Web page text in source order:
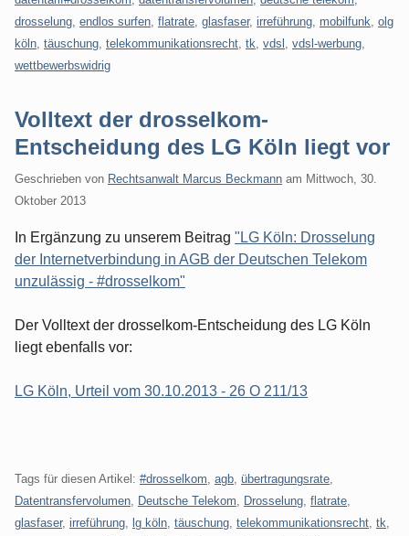
drosselung endlos surfen flatrate glasfaser, irreführung mobilfunk olg
köln täuschung telekommunikationsrecht tk vdsl vdsl-werbung
wettbewerbswidrig
Volltext der drosselkom-
Entscheidung des LG Köln liegt vor
Geschrieben von Rechtsanwalt Marcus Beckmann am Mittwoch, 30.
Oktober 2013
In Ergänzung zu unserem Beitrag "LG Köln: Drosselung
der Internetverbindung in AGB der Deutschen Telekom
unzulässig - #drosselkom"
Der Volltext der drosselkom-Entscheidung des LG Köln
liegt ebenfalls vor:
LG Köln, Urteil vom 30.10.2013 - 26 O 211/13
Tags für diesen Artikel: #drosselkom agb übertragungsrate
Datentransfervolumen
Deutsche Telekom Drosselung flatrate
glasfaser, irreführung lg köln täuschung telekommunikationsrecht tk